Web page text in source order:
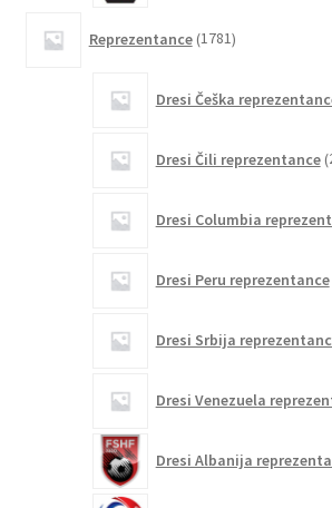
Reprezentance 1781izdelkov
Dresi Češka
Dresi Čili reprezentance
Dresi Columbia
Dresi Peru reprezentance
Dresi Srbija
Dresi Venezuela
Dresi Albanija